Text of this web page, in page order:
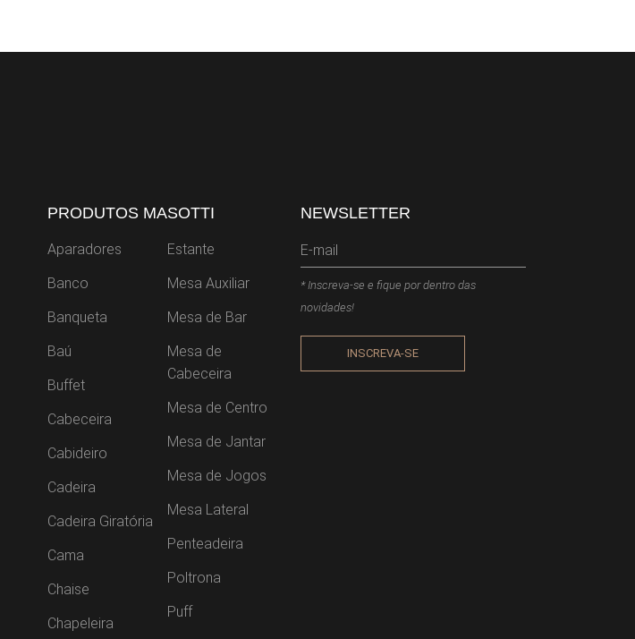
PRODUTOS MASOTTI
Aparadores
Banco
Banqueta
Baú
Buffet
Cabeceira
Cabideiro
Cadeira
Cadeira Giratória
Cama
Chaise
Chapeleira
Estante
Mesa Auxiliar
Mesa de Bar
Mesa de
Cabeceira
Mesa de Centro
Mesa de Jantar
Mesa de Jogos
Mesa Lateral
Penteadeira
Poltrona
Puff
NEWSLETTER
* Inscreva-se e fique por dentro das
novidades!
INSCREVA-SE